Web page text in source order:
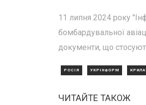
11 липня 2024 року
бомбардувальної
документи, що
РОСІЯ УКРІНФОРМ
ЧИТАЙТЕ ТАКОЖ